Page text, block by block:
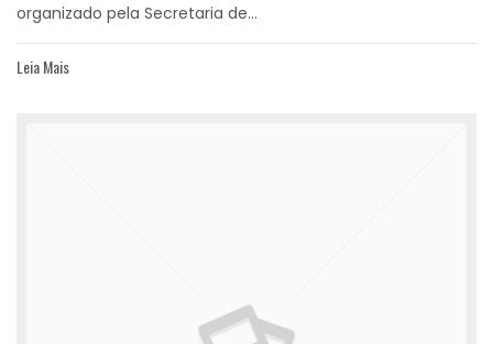
organizado pela Secretaria de...
Leia Mais